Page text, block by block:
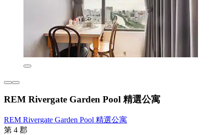
REM Rivergate Garden Pool 精選公寓
REM Rivergate Garden Pool 精選公寓
第 4 郡